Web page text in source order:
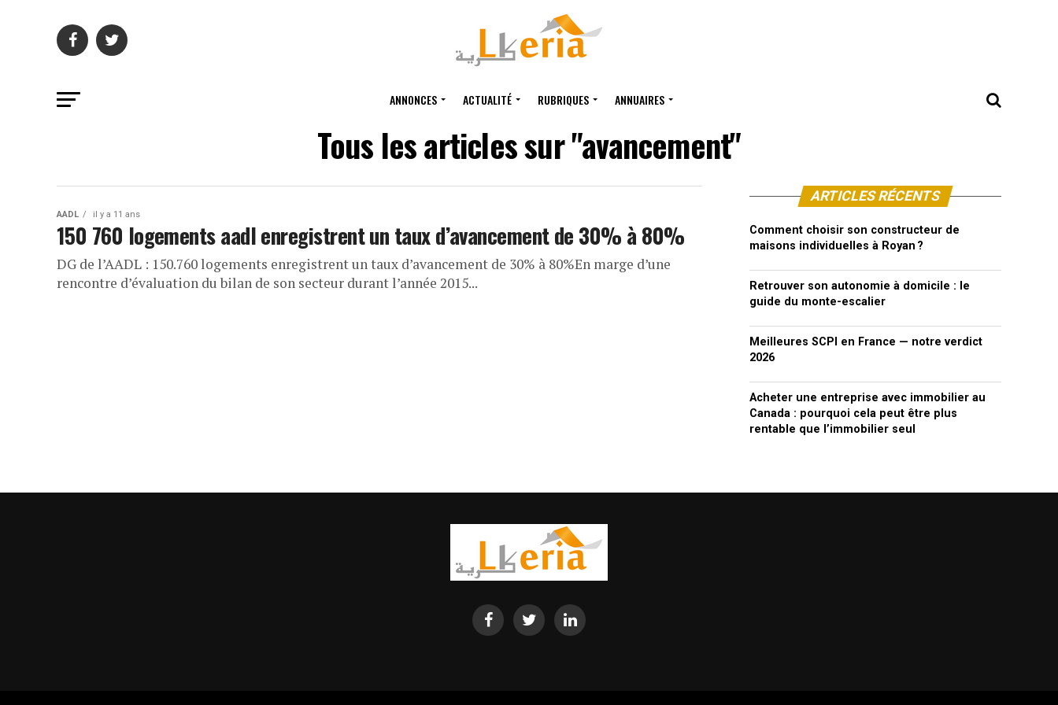
ANNONCES ACTUALITÉ RUBRIQUES ANNUAIRES
Tous les articles sur "avancement"
AADL il y a 11 ans
150 760 logements aadl enregistrent un taux d’avancement de 30% à 80%
DG de l’AADL : 150.760 logements enregistrent un taux d’avancement de 30% à 80%En marge d’une
rencontre d’évaluation du bilan de son secteur durant l’année 2015...
ARTICLES RÉCENTS
Comment choisir son constructeur de
maisons individuelles à Royan ?
Retrouver son autonomie à domicile : le
guide du monte-escalier
Meilleures SCPI en France — notre verdict
2026
Acheter une entreprise avec immobilier au
Canada : pourquoi cela peut être plus
rentable que l’immobilier seul